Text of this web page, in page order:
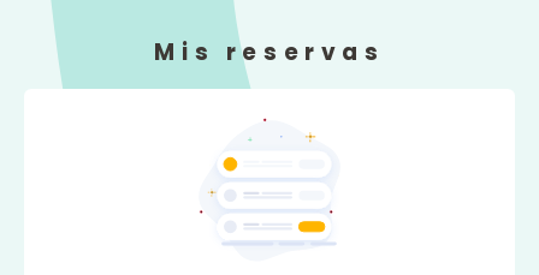
Mis reservas